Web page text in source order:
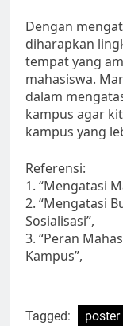
Dengan
diharapkan
tempat yang
mahasiswa.
dalam
kampus agar
kampus yang
Referensi:
1. “Mengatasi
2. “Mengatasi
Sosialisasi”,
3. “Peran
Kampus”,
Tagged: